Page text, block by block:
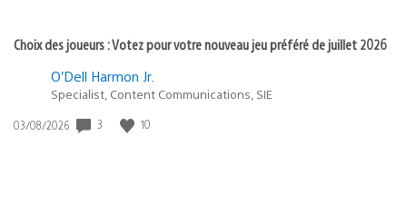
Choix des joueurs : Votez pour votre nouveau jeu préféré de juillet 2026
O’Dell Harmon Jr.
Specialist, Content Communications, SIE
Date
03/08/2026 3 10